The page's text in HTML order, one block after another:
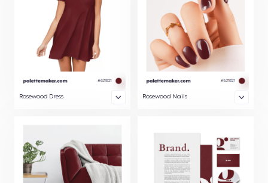
Rosewood Dress Rosewood Nails